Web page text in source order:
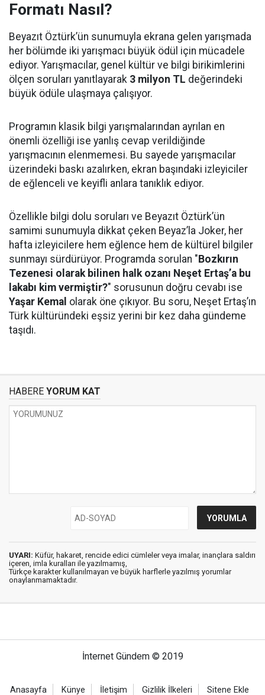
Formatı Nasıl?
Beyazıt Öztürk’ün sunumuyla ekrana gelen yarışmada
her bölümde iki yarışmacı büyük ödül için mücadele
ediyor. Yarışmacılar, genel kültür ve bilgi birikimlerini
ölçen soruları yanıtlayarak 3 milyon TL değerindeki
büyük ödüle ulaşmaya çalışıyor.
Programın klasik bilgi yarışmalarından ayrılan en
önemli özelliği ise yanlış cevap verildiğinde
yarışmacının elenmemesi. Bu sayede yarışmacılar
üzerindeki baskı azalırken, ekran başındaki izleyiciler
de eğlenceli ve keyifli anlara tanıklık ediyor.
Özellikle bilgi dolu soruları ve Beyazıt Öztürk’ün
samimi sunumuyla dikkat çeken Beyaz’la Joker, her
hafta izleyicilere hem eğlence hem de kültürel bilgiler
sunmayı sürdürüyor. Programda sorulan " Bozkırın
Tezenesi olarak bilinen halk ozanı Neşet Ertaş’a bu
lakabı kim vermiştir?" sorusunun doğru cevabı ise
Yaşar Kemal olarak öne çıkıyor. Bu soru, Neşet Ertaş’ın
Türk kültüründeki eşsiz yerini bir kez daha gündeme
taşıdı.
HABERE YORUM KAT
UYARI: Küfür, hakaret, rencide edici cümleler veya imalar, inançlara saldırı
içeren, imla kuralları ile yazılmamış,
Türkçe karakter kullanılmayan ve büyük harflerle yazılmış yorumlar
onaylanmamaktadır.
İnternet Gündem © 2019
Anasayfa Künye İletişim Gizlilik İlkeleri Sitene Ekle